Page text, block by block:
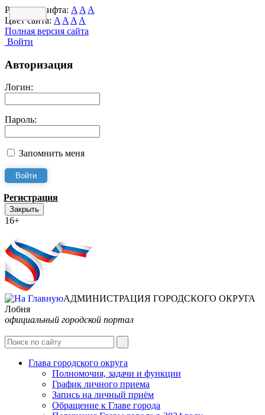
Размер шрифта: A A A
Цвет сайта: A A A A
Полная версия сайта
Войти
Авторизация
Логин:
Пароль:
Запомнить меня
Регистрация
Закрыть
16+
АДМИНИСТРАЦИЯ ГОРОДСКОГО ОКРУГА
Лобня
официальный городской портал
Глава городского округа
Полномочия, задачи и функции
График личного приема
Запись на личный приём
Обращение к Главе города